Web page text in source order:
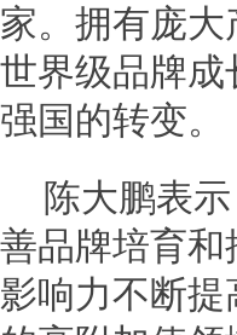
家。拥有庞
世界级品牌
强国的转变。
陈大鹏表
善品牌培育
影响力不断